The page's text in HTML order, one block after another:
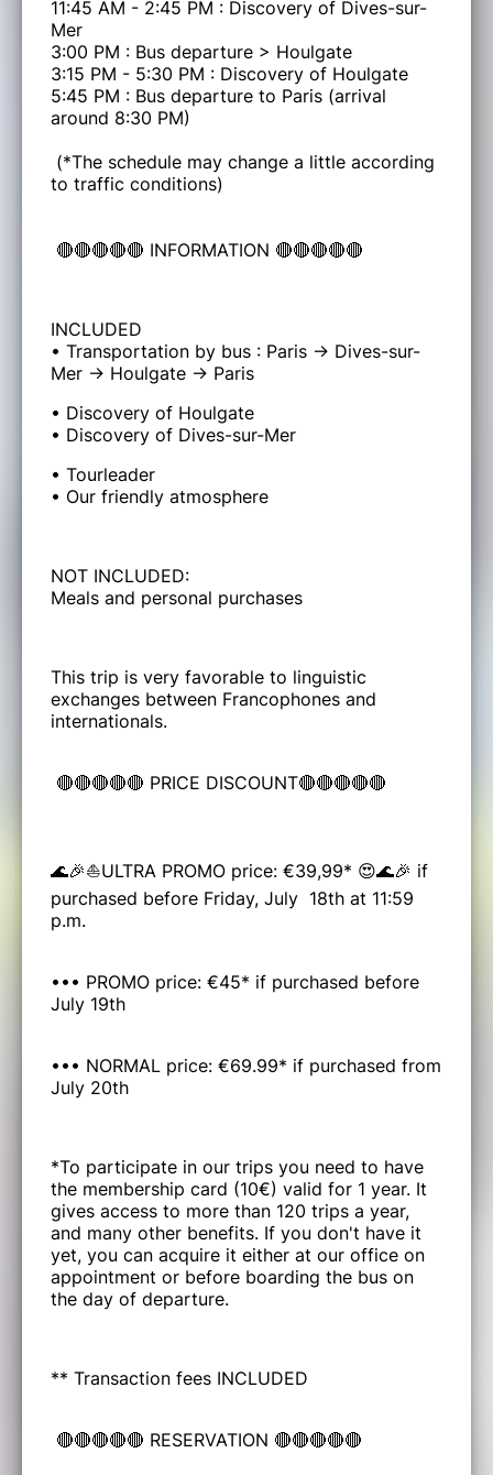
11:45 AM - 2:45 PM : Discovery of Dives-sur-
Mer
3:00 PM : Bus departure > Houlgate
3:15 PM - 5:30 PM : Discovery of Houlgate
5:45 PM : Bus departure to Paris (arrival
around 8:30 PM)
(*The schedule may change a little according
to traffic conditions)
🔴🔴🔴🔴🔴 INFORMATION 🔴🔴🔴🔴🔴
INCLUDED
• Transportation by bus : Paris -> Dives-sur-
Mer -> Houlgate -> Paris
• Discovery of Houlgate
• Discovery of Dives-sur-Mer
• Tourleader
• Our friendly atmosphere
NOT INCLUDED:
Meals and personal purchases
This trip is very favorable to linguistic
exchanges between Francophones and
internationals.
🔴🔴🔴🔴🔴 PRICE DISCOUNT🔴🔴🔴🔴🔴
🌊🎉⛵ULTRA PROMO price: €39,99* 😍🌊🎉 if
purchased before Friday, July 18th at 11:59
p.m.
••• PROMO price: €45* if purchased before
July 19th
••• NORMAL price: €69.99* if purchased from
July 20th
*To participate in our trips you need to have
the membership card (10€) valid for 1 year. It
gives access to more than 120 trips a year,
and many other benefits. If you don't have it
yet, you can acquire it either at our office on
appointment or before boarding the bus on
the day of departure.
** Transaction fees INCLUDED
🔴🔴🔴🔴🔴 RESERVATION 🔴🔴🔴🔴🔴